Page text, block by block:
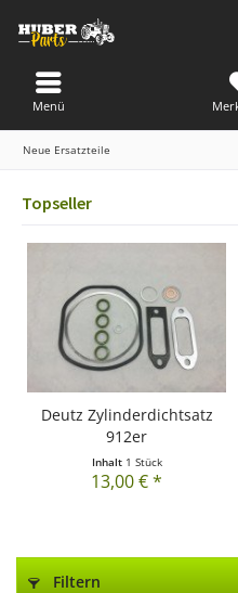
Menü
Neue Ersatzteile
Topseller
Deutz Zylinderdichtsatz
912er
Inhalt 1 Stück
13,00 € *
Filtern